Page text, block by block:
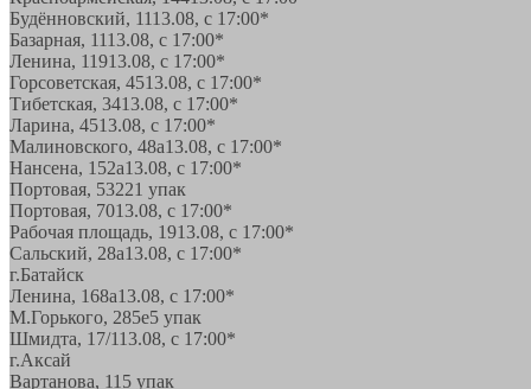
Будённовский, 1113.08, с 17:00*
Базарная, 1113.08, с 17:00*
Ленина, 11913.08, с 17:00*
Горсоветская, 4513.08, с 17:00*
Тибетская, 3413.08, с 17:00*
Ларина, 4513.08, с 17:00*
Малиновского, 48а13.08, с 17:00*
Нансена, 152а13.08, с 17:00*
Портовая, 53221 упак
Портовая, 7013.08, с 17:00*
Рабочая площадь, 1913.08, с 17:00*
Сальский, 28a13.08, с 17:00*
г.Батайск
Ленина, 168а13.08, с 17:00*
М.Горького, 285е5 упак
Шмидта, 17/113.08, с 17:00*
г.Аксай
Вартанова, 11 5 упак